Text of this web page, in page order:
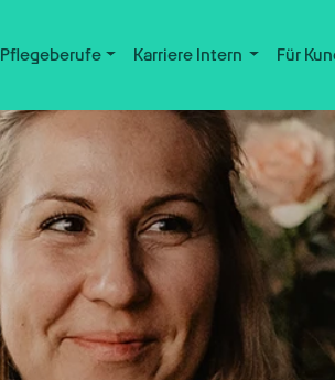
Pflegeberufe Karriere Intern Für